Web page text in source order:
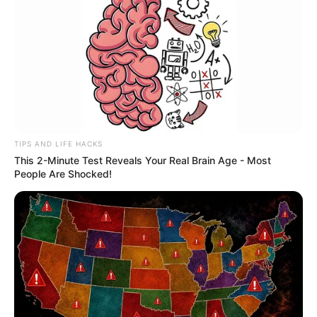
TIPS AND LIFE HACKS
This 2-Minute Test Reveals Your Real Brain Age - Most
People Are Shocked!